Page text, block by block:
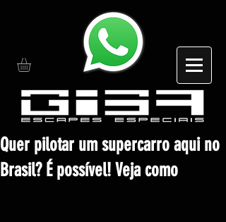
Quer pilotar um supercarro aqui no
Brasil? É possível! Veja como